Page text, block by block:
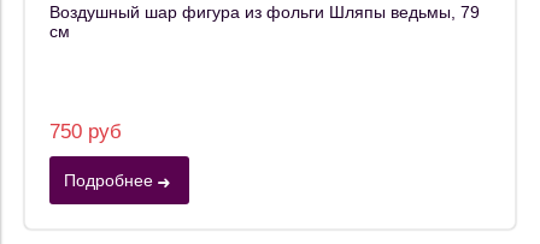
Воздушный шар фигура из фольги Шляпы ведьмы, 79
см
750 руб
Подробнее